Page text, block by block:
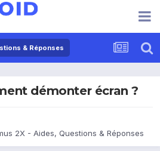
& Réponses
démonter écran ?
2X - Aides, Questions & Réponses